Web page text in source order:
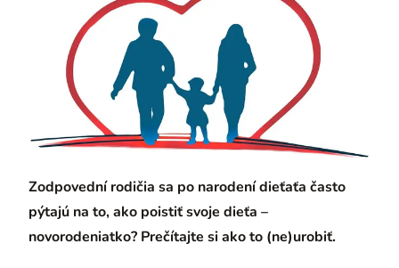
Zodpovední rodičia sa po narodení dieťaťa často
pýtajú na to, ako poistiť svoje dieťa –
novorodeniatko? Prečítajte si ako to (ne)urobiť.